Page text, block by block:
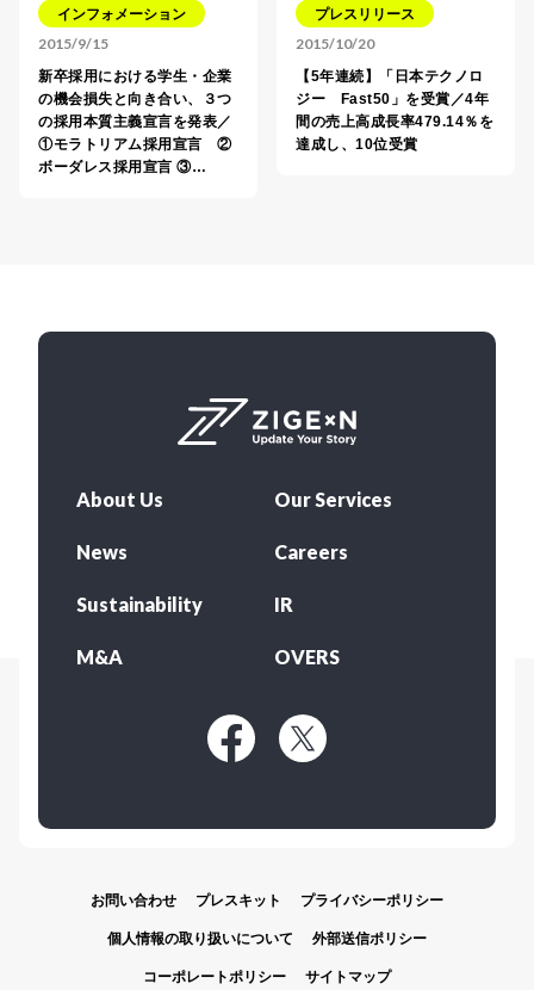
インフォメーション
2015/9/15
新卒採用における学生・企業
の機会損失と向き合い、３つ
の採用本質主義宣言を発表／
①モラトリアム採用宣言 ②
ボーダレス採用宣言 ③…
プレスリリース
2015/10/20
【5年連続】「日本テクノロ
ジー Fast50」を受賞／4年
間の売上高成長率479.14％を
達成し、10位受賞
About Us Our Services
News Careers
Sustainability IR
M&A OVERS
お問い合わせ プレスキット プライバシーポリシー
個人情報の取り扱いについて 外部送信ポリシー
コーポレートポリシー サイトマップ